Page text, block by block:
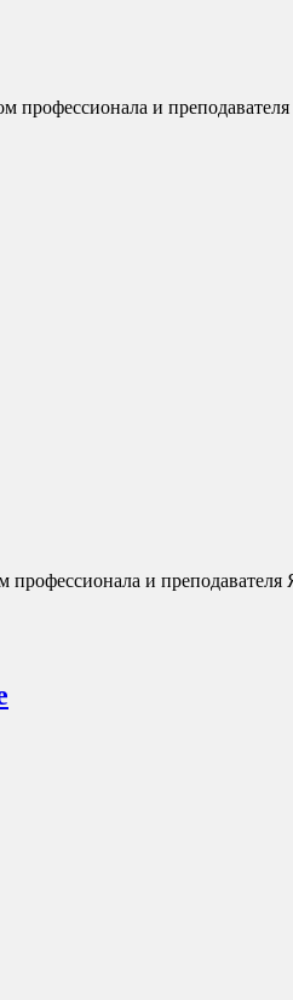
профессионала и
профессионала и